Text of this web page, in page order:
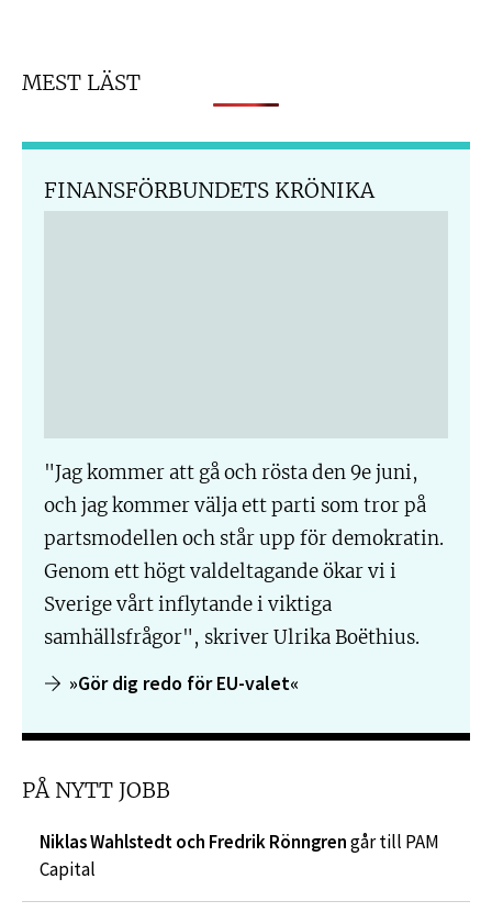
MEST LÄST
FINANSFÖRBUNDETS KRÖNIKA
"Jag kommer att gå och rösta den 9e juni,
och jag kommer välja ett parti som tror på
partsmodellen och står upp för demokratin.
Genom ett högt valdeltagande ökar vi i
Sverige vårt inflytande i viktiga
samhällsfrågor", skriver Ulrika Boëthius.
»Gör dig redo för EU-valet«
PÅ NYTT JOBB
Niklas Wahlstedt och Fredrik Rönngrengår till PAM
Capital